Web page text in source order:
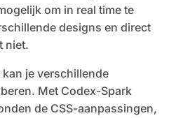
om in real time te
designs en direct
niet.
je verschillende
Met Codex-Spark
de CSS-aanpassingen,